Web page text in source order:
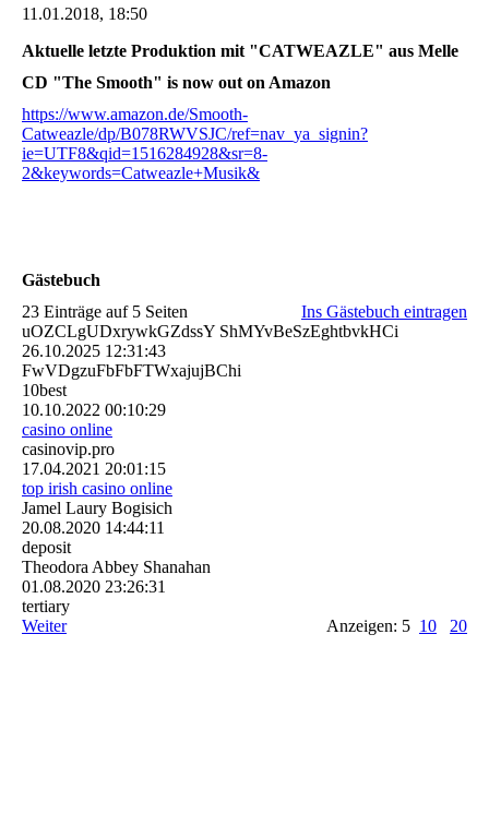
11.01.2018, 18:50
Aktuelle letzte Produktion mit "CATWEAZLE" aus Melle
CD "The Smooth" is now out on Amazon
https://www.amazon.de/Smooth-
Catweazle/dp/B078RWVSJC/ref=nav_ya_signin?
ie=UTF8&qid=1516284928&sr=8-
2&keywords=Catweazle+Musik&
Gästebuch
23 Einträge auf 5 Seiten
Ins Gästebuch eintragen
uOZCLgUDxrywkGZdssY ShMYvBeSzEghtbvkHCi
26.10.2025 12:31:43
FwVDgzuFbFbFTWxajujBChi
10best
10.10.2022 00:10:29
casino online
casinovip.pro
17.04.2021 20:01:15
top irish casino online
Jamel Laury Bogisich
20.08.2020 14:44:11
deposit
Theodora Abbey Shanahan
01.08.2020 23:26:31
tertiary
Weiter
Anzeigen: 5 10 20